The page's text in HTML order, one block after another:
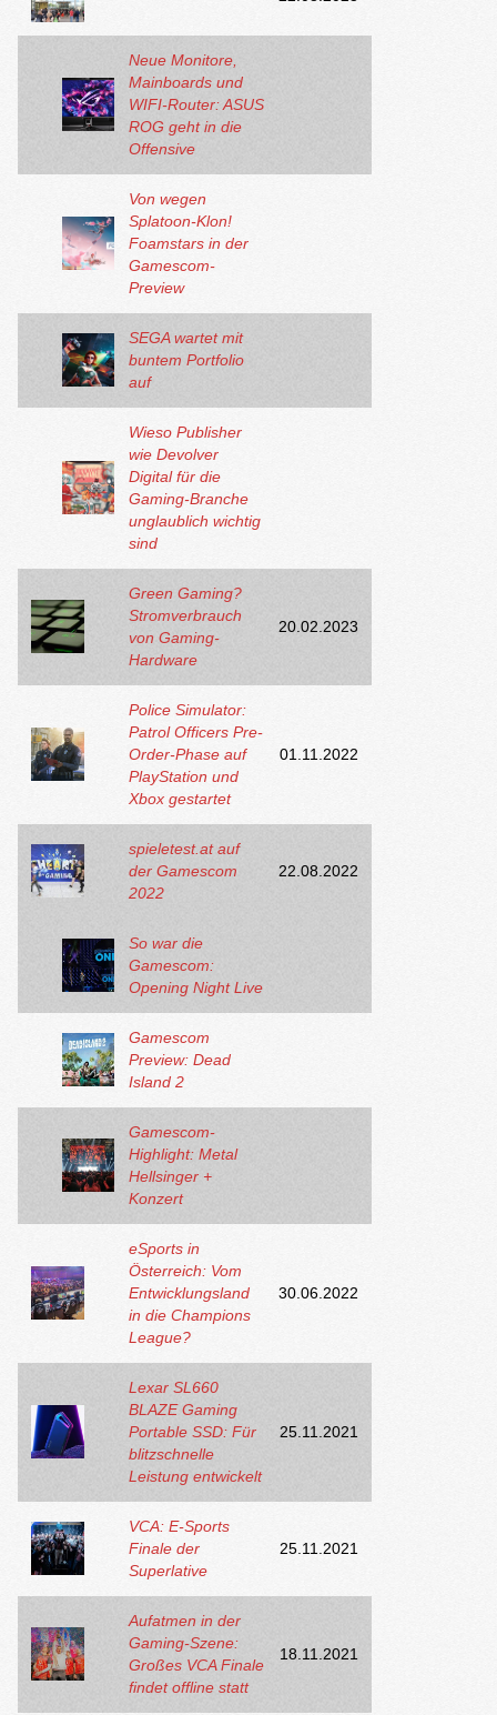
Neue Monitore,
Mainboards und
WIFI-Router: ASUS
ROG geht in die
Offensive
Von wegen
Splatoon-Klon!
Foamstars in der
Gamescom-
Preview
SEGA wartet mit
buntem Portfolio
auf
Wieso Publisher
wie Devolver
Digital für die
Gaming-Branche
unglaublich wichtig
sind
Green Gaming?
Stromverbrauch
von Gaming-
Hardware
20.02.2023
Police Simulator:
Patrol Officers Pre-
Order-Phase auf
PlayStation und
Xbox gestartet
01.11.2022
spieletest.at auf
der Gamescom
2022
22.08.2022
So war die
Gamescom:
Opening Night Live
Gamescom
Preview: Dead
Island 2
Gamescom-
Highlight: Metal
Hellsinger +
Konzert
eSports in
Österreich: Vom
Entwicklungsland
in die Champions
League?
30.06.2022
Lexar SL660
BLAZE Gaming
Portable SSD: Für
blitzschnelle
Leistung entwickelt
25.11.2021
VCA: E-Sports
Finale der
Superlative
25.11.2021
Aufatmen in der
Gaming-Szene:
Großes VCA Finale
findet offline statt
18.11.2021